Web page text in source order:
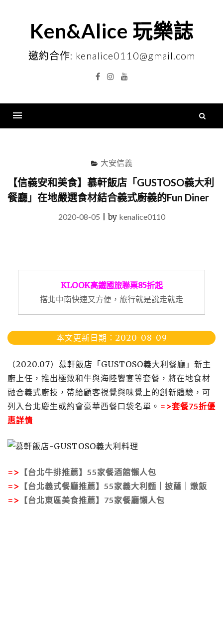
Ken&Alice 玩樂誌
邀約合作: kenalice0110@gmail.com
FacebookInstagramYouTube
大安信義
【信義安和美食】慕軒飯店「GUSTOSO義大利
餐廳」在地嚴選食材結合義式廚義的Fun Diner
2020-08-05 |by kenalice0110
KLOOK高鐵國旅聯票85折起
搭北中南快速又方便，旅行就是說走就走
本文更新日期：2020-08-09
（2020.07）慕軒飯店「GUSTOSO義大利餐廳」新主
廚上任，推出極致和牛與海陸饗宴等套餐，將在地食材
融合義式廚技，帶給顧客視覺與味覺上的創新體驗，可
列入台北慶生或約會豪華西餐口袋名單。 =>套餐75折優
惠詳情
=> 【台北牛排推薦】55家餐酒館懶人包
=> 【台北義式餐廳推薦】55家義大利麵｜披薩｜燉飯
=> 【台北東區美食推薦】75家餐廳懶人包